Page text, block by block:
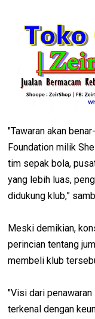
"Tawaran akan
Foundation milik
tim sepak bola,
yang lebih luas,
didukung klub,”
Meski demikian,
perincian tentang
membeli klub
"Visi dari
terkenal dengan